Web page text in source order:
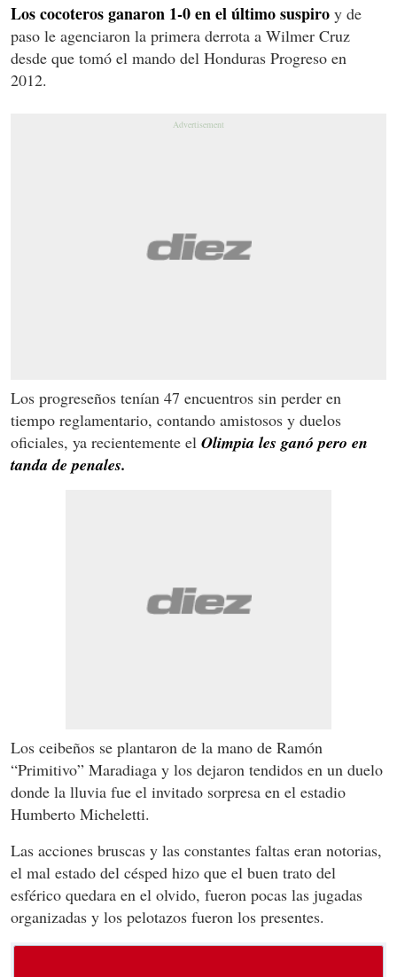
Los cocoteros ganaron 1-0 en el último suspiro y de
paso le agenciaron la primera derrota a Wilmer Cruz
desde que tomó el mando del Honduras Progreso en
2012.
Los progreseños tenían 47 encuentros sin perder en
tiempo reglamentario, contando amistosos y duelos
oficiales, ya recientemente el Olimpia les ganó pero en
tanda de penales.
Los ceibeños se plantaron de la mano de Ramón
“Primitivo” Maradiaga y los dejaron tendidos en un duelo
donde la lluvia fue el invitado sorpresa en el estadio
Humberto Micheletti.
Las acciones bruscas y las constantes faltas eran notorias,
el mal estado del césped hizo que el buen trato del
esférico quedara en el olvido, fueron pocas las jugadas
organizadas y los pelotazos fueron los presentes.